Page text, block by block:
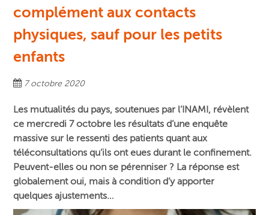
complément aux contacts
physiques, sauf pour les petits
enfants
7 octobre 2020
Les mutualités du pays, soutenues par l’INAMI, révèlent
ce mercredi 7 octobre les résultats d’une enquête
massive sur le ressenti des patients quant aux
téléconsultations qu’ils ont eues durant le confinement.
Peuvent-elles ou non se pérenniser ? La réponse est
globalement oui, mais à condition d’y apporter
quelques ajustements…